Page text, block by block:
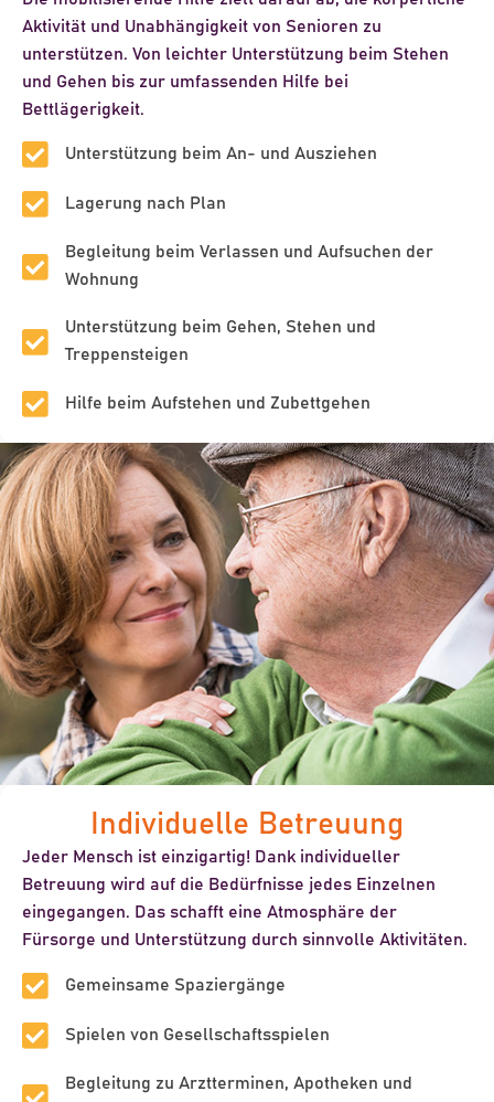
Aktivität und Unabhängigkeit von Senioren zu
unterstützen. Von leichter Unterstützung beim Stehen
und Gehen bis zur umfassenden Hilfe bei
Bettlägerigkeit.
Unterstützung beim An- und Ausziehen
Lagerung nach Plan
Begleitung beim Verlassen und Aufsuchen der
Wohnung
Unterstützung beim Gehen, Stehen und
Treppensteigen
Hilfe beim Aufstehen und Zubettgehen
Individuelle Betreuung
Jeder Mensch ist einzigartig! Dank individueller
Betreuung wird auf die Bedürfnisse jedes Einzelnen
eingegangen. Das schafft eine Atmosphäre der
Fürsorge und Unterstützung durch sinnvolle Aktivitäten.
Gemeinsame Spaziergänge
Spielen von Gesellschaftsspielen
Begleitung zu Arztterminen, Apotheken und